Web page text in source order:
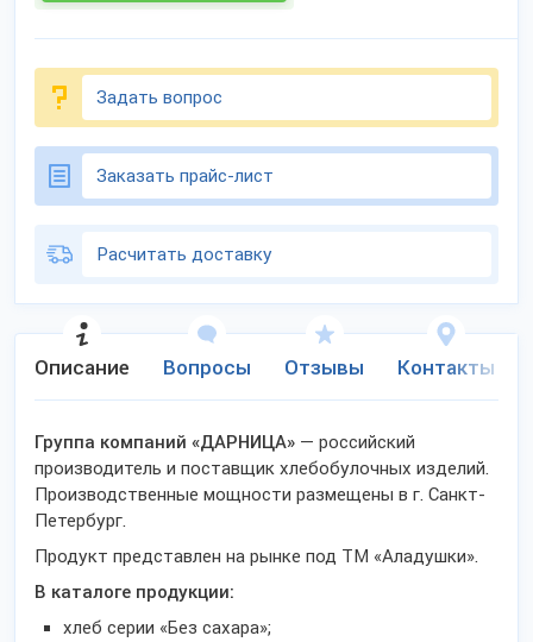
Задать вопрос
Заказать прайс-лист
Расчитать доставку
Описание Вопросы Отзывы Контакты
Группа компаний «ДАРНИЦА» — российский
производитель и поставщик хлебобулочных изделий.
Производственные мощности размещены в г. Санкт-
Петербург.
Продукт представлен на рынке под ТМ «Аладушки».
В каталоге продукции:
хлеб серии «Без сахара»;